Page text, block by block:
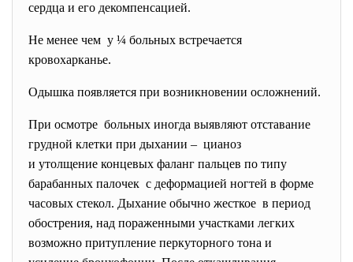
сердца и его декомпенсацией.
Не менее чем у ¼ больных встречается
кровохарканье.
Одышка появляется при возникновении осложнений.
При осмотре больных иногда выявляют отставание
грудной клетки при дыхании – цианоз
и утолщение концевых фаланг пальцев по типу
барабанных палочек с деформацией ногтей в форме
часовых стекол. Дыхание обычно жесткое в период
обострения, над пораженными участками легких
возможно притупление перкуторного тона и